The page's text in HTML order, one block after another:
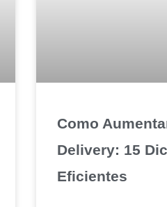
Como
Delivery: 15
Eficientes